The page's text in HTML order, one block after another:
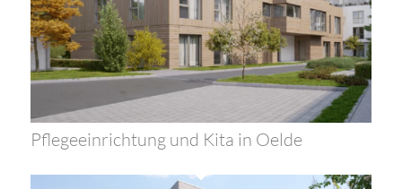
Pflegeeinrichtung und Kita in Oelde